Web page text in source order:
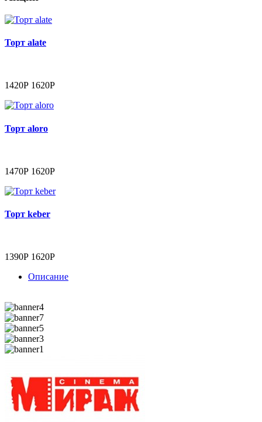
Торт alate
1420Р 1620Р
Торт aloro
1470Р 1620Р
Торт keber
1390Р 1620Р
Описание